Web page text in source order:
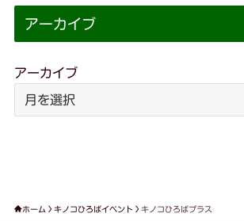
アーカイブ
アーカイブ
ホーム キノコひろばイベント キノコひろばプラス